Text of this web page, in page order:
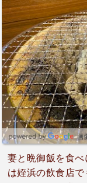
画
妻と晩御飯を食
は姪浜の飲食店